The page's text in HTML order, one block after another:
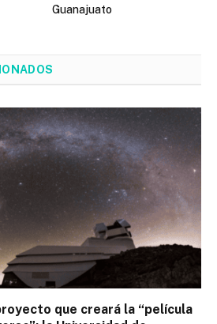
Guanajuato
que creará la “película